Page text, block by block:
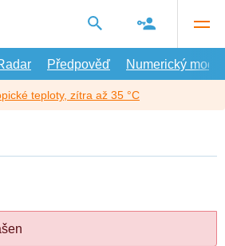
Předpověď Numerický model
teploty, zítra až 35 °C